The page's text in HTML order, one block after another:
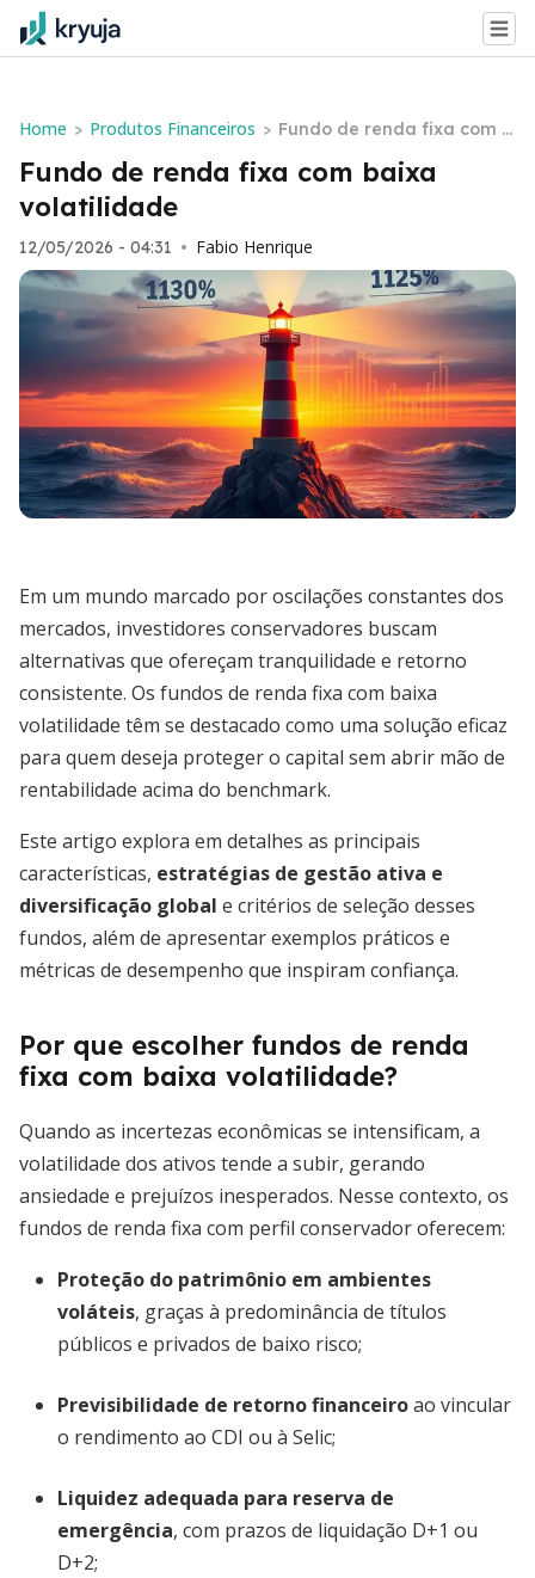
Home > Produtos Financeiros > Fundo de renda fixa com b
aixa volatilidade
Fundo de renda fixa com baixa
volatilidade
12/05/2026 - 04:31 • Fabio Henrique
Em um mundo marcado por oscilações constantes dos
mercados, investidores conservadores buscam
alternativas que ofereçam tranquilidade e retorno
consistente. Os fundos de renda fixa com baixa
volatilidade têm se destacado como uma solução eficaz
para quem deseja proteger o capital sem abrir mão de
rentabilidade acima do benchmark.
Este artigo explora em detalhes as principais
características, estratégias de gestão ativa e
diversificação global e critérios de seleção desses
fundos, além de apresentar exemplos práticos e
métricas de desempenho que inspiram confiança.
Por que escolher fundos de renda
fixa com baixa volatilidade?
Quando as incertezas econômicas se intensificam, a
volatilidade dos ativos tende a subir, gerando
ansiedade e prejuízos inesperados. Nesse contexto, os
fundos de renda fixa com perfil conservador oferecem:
Proteção do patrimônio em ambientes
voláteis, graças à predominância de títulos
públicos e privados de baixo risco;
Previsibilidade de retorno financeiroao vincular
o rendimento ao CDI ou à Selic;
Liquidez adequada para reserva de
emergência, com prazos de liquidação D+1 ou
D+2;